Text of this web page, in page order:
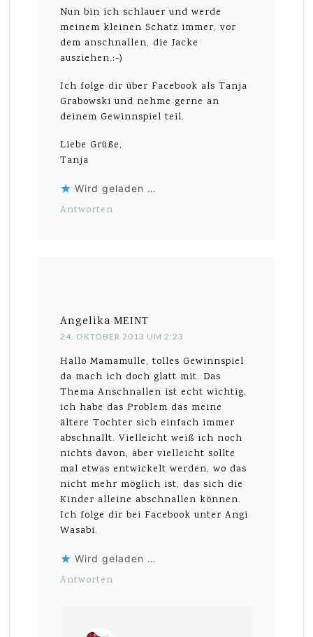
Nun bin ich schlauer und werde
meinem kleinen Schatz immer, vor
dem anschnallen, die Jacke
ausziehen.:-)
Ich folge dir über Facebook als Tanja
Grabowski und nehme gerne an
deinem Gewinnspiel teil.
Liebe Grüße,
Tanja
Wird geladen …
Antworten
Angelika MEINT
24. OKTOBER 2013 UM 2:23
Hallo Mamamulle, tolles Gewinnspiel
da mach ich doch glatt mit. Das
Thema Anschnallen ist echt wichtig,
ich habe das Problem das meine
ältere Tochter sich einfach immer
abschnallt. Vielleicht weiß ich noch
nichts davon, aber vielleicht sollte
mal etwas entwickelt werden, wo das
nicht mehr möglich ist, das sich die
Kinder alleine abschnallen können.
Ich folge dir bei Facebook unter Angi
Wasabi.
Wird geladen …
Antworten